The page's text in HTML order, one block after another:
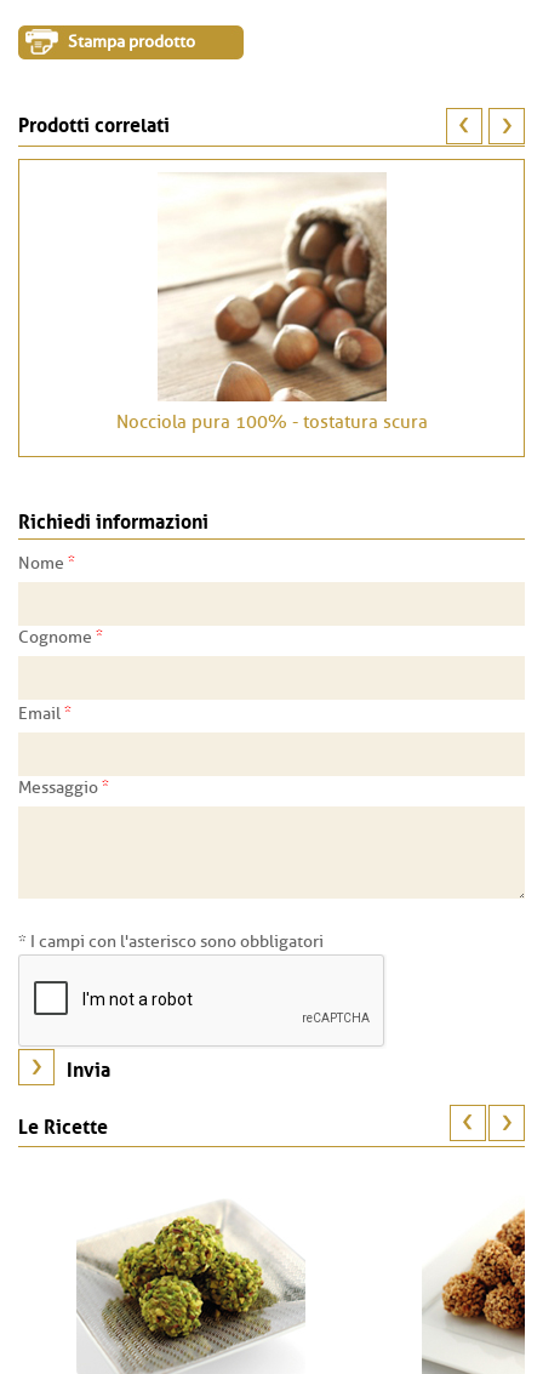
Stampa prodotto
Prodotti correlati
Nocciola pura 100% - tostatura scura
Richiedi informazioni
Nome *
Cognome *
Email*
Messaggio*
* I campi con l'asterisco sono obbligatori
Le Ricette